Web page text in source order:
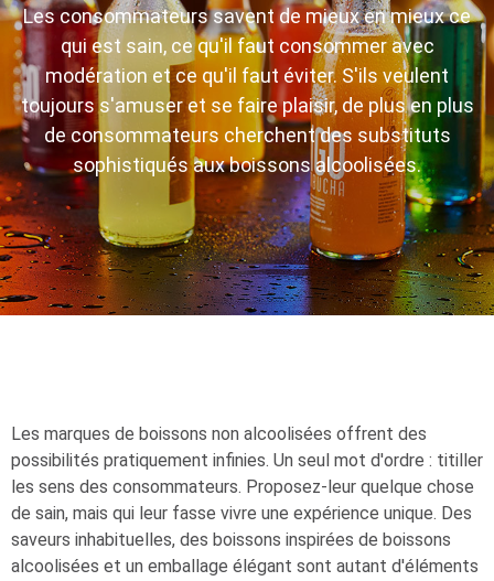
Les consommateurs savent de mieux en mieux ce
qui est sain, ce qu'il faut consommer avec
modération et ce qu'il faut éviter. S'ils veulent
toujours s'amuser et se faire plaisir, de plus en plus
de consommateurs cherchent des substituts
sophistiqués aux boissons alcoolisées.
Les marques de boissons non alcoolisées offrent des
possibilités pratiquement infinies. Un seul mot d'ordre : titiller
les sens des consommateurs. Proposez-leur quelque chose
de sain, mais qui leur fasse vivre une expérience unique. Des
saveurs inhabituelles, des boissons inspirées de boissons
alcoolisées et un emballage élégant sont autant d'éléments